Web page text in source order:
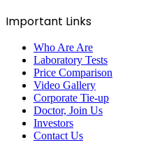
Important Links
Who Are Are
Laboratory Tests
Price Comparison
Video Gallery
Corporate Tie-up
Doctor, Join Us
Investors
Contact Us